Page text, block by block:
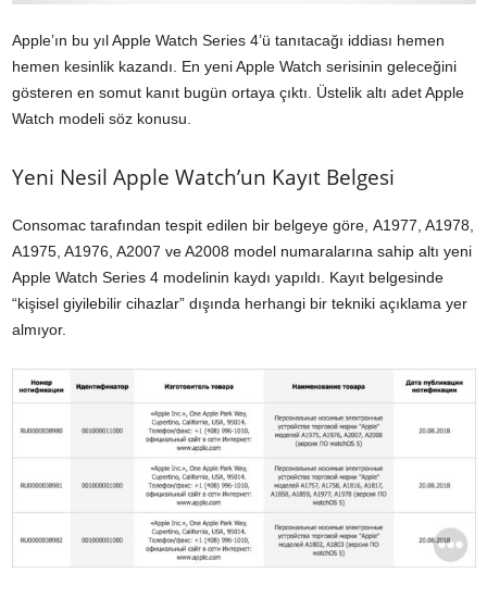
Apple’ın bu yıl Apple Watch Series 4’ü tanıtacağı iddiası hemen
hemen kesinlik kazandı. En yeni Apple Watch serisinin geleceğini
gösteren en somut kanıt bugün ortaya çıktı. Üstelik altı adet Apple
Watch modeli söz konusu.
Yeni Nesil Apple Watch’un Kayıt Belgesi
Consomac tarafından tespit edilen bir belgeye göre, A1977, A1978,
A1975, A1976, A2007 ve A2008 model numaralarına sahip altı yeni
Apple Watch Series 4 modelinin kaydı yapıldı. Kayıt belgesinde
“kişisel giyilebilir cihazlar” dışında herhangi bir tekniki açıklama yer
almıyor.